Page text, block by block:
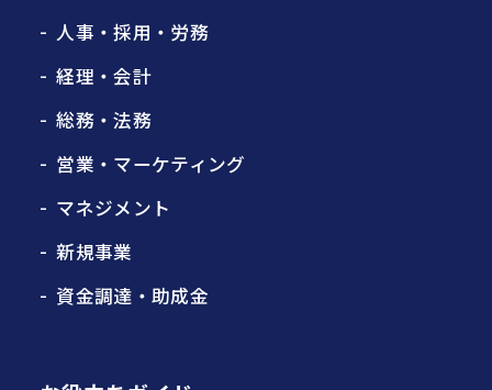
人事・採用・労務
経理・会計
総務・法務
営業・マーケティング
マネジメント
新規事業
資金調達・助成金